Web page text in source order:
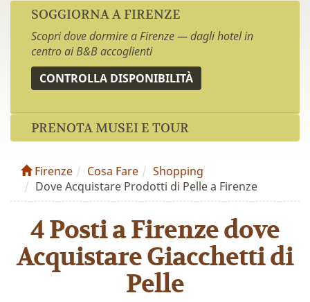
SOGGIORNA A FIRENZE
Scopri dove dormire a Firenze — dagli hotel in
centro ai B&B accoglienti
CONTROLLA DISPONIBILITÀ
PRENOTA MUSEI E TOUR
Firenze Cosa Fare
Shopping
Dove Acquistare Prodotti di Pelle a Firenze
4 Posti a Firenze dove
Acquistare Giacchetti di
Pelle